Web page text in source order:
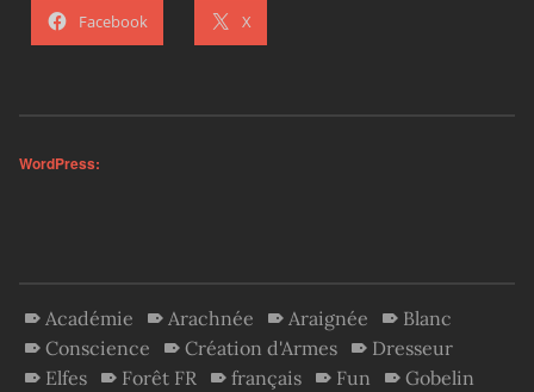
Facebook X
WordPress:
Académie Arachnée Araignée
Blanc
Conscience
Création d'Armes
Dresseur
Elfes
Forêt FR français Fun
Gobelin